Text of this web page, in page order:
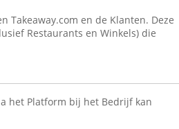
Takeaway.com en de Klanten. Deze
Restaurants en Winkels) die
het Platform bij het Bedrijf kan